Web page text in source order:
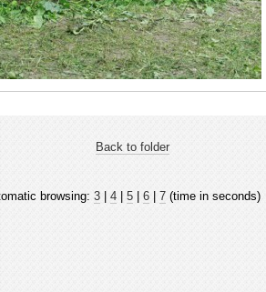
Back to folder
browsing: 3 4 5 6 7 (time in seconds)